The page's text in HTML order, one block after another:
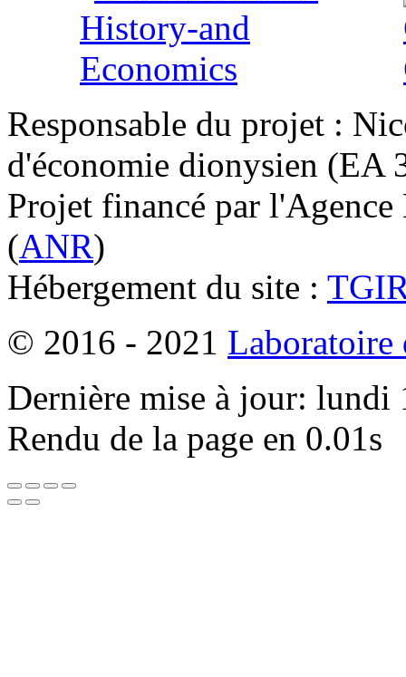
Responsable du projet :
d'économie dionysien
Projet financé par l'Agence
(ANR)
Hébergement du site :
© 2016 - 2021 Laboratoire
Dernière mise à jour:
Rendu de la page en 0.01s